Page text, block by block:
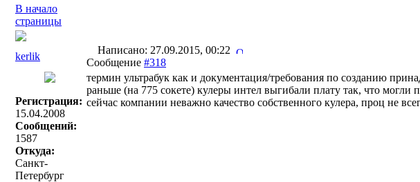
В начало
страницы
kerlik
Написано: 27.09.2015, 00:22
Сообщение #318
Регистрация:
15.04.2008
Сообщений:
1587
Откуда:
Санкт-
Петербург
термин ультрабук как и документация/требования по созданию
раньше (на 775 сокете) кулеры интел выгибали плату так, что могли
сейчас компании неважно качество собственного кулера, проц не